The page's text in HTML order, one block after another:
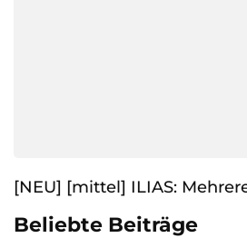
[NEU] [mittel] ILIAS:
Beliebte Beiträge